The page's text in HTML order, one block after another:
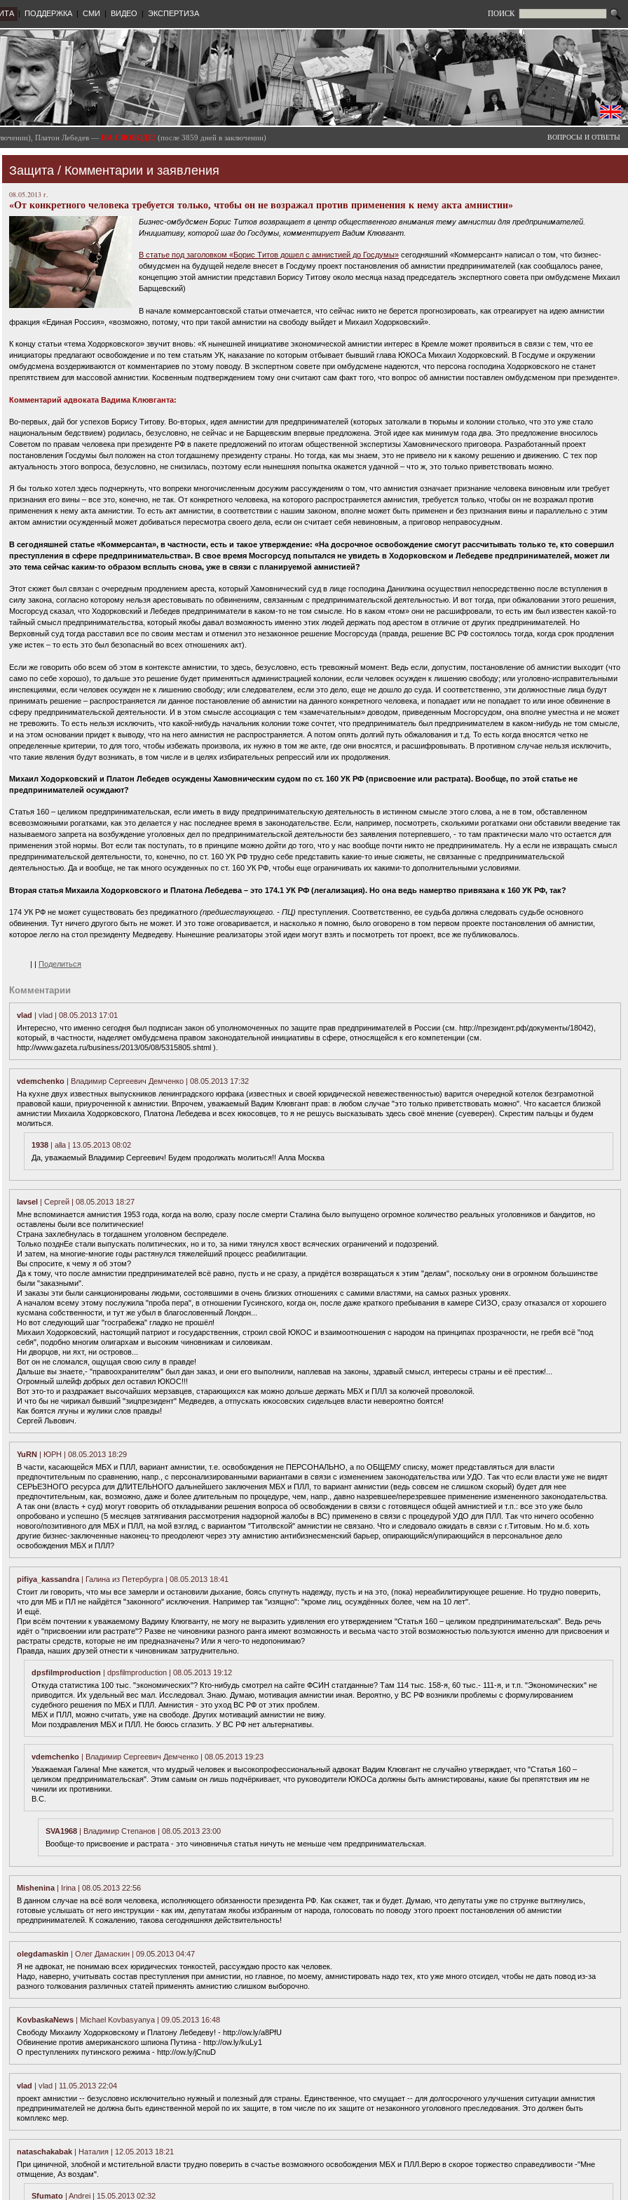
| ПОДДЕРЖКА | СМИ | ВИДЕО | ЭКСПЕРТИЗА ПОИСК
Платон Лебедев — НА СВОБОДЕ! (после 3859 дней в заключении) ВОПРОСЫ И ОТВЕТЫ
Защита / Комментарии и заявления
08.05.2013 г.
«От конкретного человека требуется только, чтобы он не возражал против применения к нему акта амнистии»
Бизнес-омбудсмен Борис Титов возвращает в центр общественного внимания тему амнистии для предпринимателей.
Инициативу, которой шаг до Госдумы, комментирует Вадим Клювгант.
В статье под заголовком «Борис Титов дошел с амнистией до Госдумы» сегодняшний «Коммерсант» написал о том, что бизнес-
обмудсмен на будущей неделе внесет в Госдуму проект постановления об амнистии предпринимателей (как сообщалось ранее,
концепцию этой амнистии представил Борису Титову около месяца назад председатель экспертного совета при омбудсмене Михаил
Барщевский)
В начале коммерсантовской статьи отмечается, что сейчас никто не берется прогнозировать, как отреагирует на идею амнистии
фракция «Единая Россия», «возможно, потому, что при такой амнистии на свободу выйдет и Михаил Ходорковский».
К концу статьи «тема Ходорковского» звучит вновь: «К нынешней инициативе экономической амнистии интерес в Кремле может проявиться в связи с тем, что ее
инициаторы предлагают освобождение и по тем статьям УК, наказание по которым отбывает бывший глава ЮКОСа Михаил Ходорковский. В Госдуме и окружении
омбудсмена воздерживаются от комментариев по этому поводу. В экспертном совете при омбудсмене надеются, что персона господина Ходорковского не станет
препятствием для массовой амнистии. Косвенным подтверждением тому они считают сам факт того, что вопрос об амнистии поставлен омбудсменом при президенте».
Комментарий адвоката Вадима Клювганта:
Во-первых, дай бог успехов Борису Титову. Во-вторых, идея амнистии для предпринимателей (которых затолкали в тюрьмы и колонии столько, что это уже стало
национальным бедствием) родилась, безусловно, не сейчас и не Барщевским впервые предложена. Этой идее как минимум года два. Это предложение вносилось
Советом по правам человека при президенте РФ в пакете предложений по итогам общественной экспертизы Хамовнического приговора. Разработанный проект
постановления Госдумы был положен на стол тогдашнему президенту страны. Но тогда, как мы знаем, это не привело ни к какому решению и движению. С тех пор
актуальность этого вопроса, безусловно, не снизилась, поэтому если нынешняя попытка окажется удачной – что ж, это только приветствовать можно.
Я бы только хотел здесь подчеркнуть, что вопреки многочисленным досужим рассуждениям о том, что амнистия означает признание человека виновным или требует
признания его вины – все это, конечно, не так. От конкретного человека, на которого распространяется амнистия, требуется только, чтобы он не возражал против
применения к нему акта амнистии. То есть акт амнистии, в соответствии с нашим законом, вполне может быть применен и без признания вины и параллельно с этим
актом амнистии осужденный может добиваться пересмотра своего дела, если он считает себя невиновным, а приговор неправосудным.
В сегодняшней статье «Коммерсанта», в частности, есть и такое утверждение: «На досрочное освобождение смогут рассчитывать только те, кто совершил
преступления в сфере предпринимательства». В свое время Мосгорсуд попытался не увидеть в Ходорковском и Лебедеве предпринимателей, может ли
это тема сейчас каким-то образом всплыть снова, уже в связи с планируемой амнистией?
Этот сюжет был связан с очередным продлением ареста, который Хамовнический суд в лице господина Данилкина осуществил непосредственно после вступления в
силу закона, согласно которому нельзя арестовывать по обвинениям, связанным с предпринимательской деятельностью. И вот тогда, при обжаловании этого решения,
Мосгорсуд сказал, что Ходорковский и Лебедев предприниматели в каком-то не том смысле. Но в каком «том» они не расшифровали, то есть им был известен какой-то
тайный смысл предпринимательства, который якобы давал возможность именно этих людей держать под арестом в отличие от других предпринимателей. Но
Верховный суд тогда расставил все по своим местам и отменил это незаконное решение Мосгорсуда (правда, решение ВС РФ состоялось тогда, когда срок продления
уже истек – то есть это был безопасный во всех отношениях акт).
Если же говорить обо всем об этом в контексте амнистии, то здесь, безусловно, есть тревожный момент. Ведь если, допустим, постановление об амнистии выходит (что
само по себе хорошо), то дальше это решение будет применяться администрацией колонии, если человек осужден к лишению свободу; или уголовно-исправительными
инспекциями, если человек осужден не к лишению свободу; или следователем, если это дело, еще не дошло до суда. И соответственно, эти должностные лица будут
принимать решение – распространяется ли данное постановление об амнистии на данного конкретного человека, и попадает или не попадает то или иное обвинение в
сферу предпринимательской деятельности. И в этом смысле ассоциация с тем «замечательным» доводом, приведенным Мосгорсудом, она вполне уместна и не может
не тревожить. То есть нельзя исключить, что какой-нибудь начальник колонии тоже сочтет, что предприниматель был предпринимателем в каком-нибудь не том смысле,
и на этом основании придет к выводу, что на него амнистия не распространяется. А потом опять долгий путь обжалования и т.д. То есть когда вносятся четко не
определенные критерии, то для того, чтобы избежать произвола, их нужно в том же акте, где они вносятся, и расшифровывать. В противном случае нельзя исключить,
что такие явления будут возникать, в том числе и в целях избирательных репрессий или их продолжения.
Михаил Ходорковский и Платон Лебедев осуждены Хамовническим судом по ст. 160 УК РФ (присвоение или растрата). Вообще, по этой статье не
предпринимателей осуждают?
Статья 160 – целиком предпринимательская, если иметь в виду предпринимательскую деятельность в истинном смысле этого слова, а не в том, обставленном
всевозможными рогатками, как это делается у нас последнее время в законодательстве. Если, например, посмотреть, сколькими рогатками они обставили введение так
называемого запрета на возбуждение уголовных дел по предпринимательской деятельности без заявления потерпевшего, - то там практически мало что остается для
применения этой нормы. Вот если так поступать, то в принципе можно дойти до того, что у нас вообще почти никто не предприниматель. Ну а если не извращать смысл
предпринимательской деятельности, то, конечно, по ст. 160 УК РФ трудно себе представить какие-то иные сюжеты, не связанные с предпринимательской
деятельностью. Да и вообще, не так много осужденных по ст. 160 УК РФ, чтобы еще ограничивать их какими-то дополнительными условиями.
Вторая статья Михаила Ходорковского и Платона Лебедева – это 174.1 УК РФ (легализация). Но она ведь намертво привязана к 160 УК РФ, так?
174 УК РФ не может существовать без предикатного (предшествующего. - ПЦ) преступления. Соответственно, ее судьба должна следовать судьбе основного
обвинения. Тут ничего другого быть не может. И это тоже оговаривается, и насколько я помню, было оговорено в том первом проекте постановления об амнистии,
которое легло на стол президенту Медведеву. Нынешние реализаторы этой идеи могут взять и посмотреть тот проект, все же публиковалось.
Поделиться
Комментарии
vlad
| vlad | 08.05.2013 17:01
Интересно, что именно сегодня был подписан закон об уполномоченных по защите прав предпринимателей в России (см. http://президент.рф/документы/18042),
который, в частности, наделяет омбудсмена правом законодательной инициативы в сфере, относящейся к его компетенции (см.
http://www.gazeta.ru/business/2013/05/08/5315805.shtml ).
vdemchenko | Владимир Сергеевич Демченко | 08.05.2013 17:32
На кухне двух известных выпускников ленинградского юрфака (известных и своей юридической невежественностью) варится очередной котелок безграмотной
правовой каши, приуроченной к амнистии. Впрочем, уважаемый Вадим Клювгант прав: в любом случае "это только приветствовать можно". Что касается близкой
амнистии Михаила Ходорковского, Платона Лебедева и всех юкосовцев, то я не решусь высказывать здесь своё мнение (суеверен). Скрестим пальцы и будем
молиться.
1938 | alla | 13.05.2013 08:02
Да, уважаемый Владимир Сергеевич! Будем продолжать молиться!! Алла Москва
lavsel
| Сергей | 08.05.2013 18:27
Мне вспоминается амнистия 1953 года, когда на волю, сразу после смерти Сталина было выпущено огромное количество реальных уголовников и бандитов, но
оставлены были все политические!
Страна захлебнулась в тогдашнем уголовном беспределе.
Только позднЕе стали выпускать политических, но и то, за ними тянулся хвост всяческих ограничений и подозрений.
И затем, на многие-многие годы растянулся тяжелейший процесс реабилитации.
Вы спросите, к чему я об этом?
Да к тому, что после амнистии предпринимателей всё равно, пусть и не сразу, а придётся возвращаться к этим "делам", поскольку они в огромном большинстве
были "заказными".
И заказы эти были санкционированы людьми, состоявшими в очень близких отношениях с самими властями, на самых разных уровнях.
А началом всему этому послужила "проба пера", в отношении Гусинского, когда он, после даже краткого пребывания в камере СИЗО, сразу отказался от хорошего
кусмана собственности, и тут же убыл в благословенный Лондон...
Но вот следующий шаг "госграбежа" гладко не прошёл!
Михаил Ходорковский, настоящий патриот и государственник, строил свой ЮКОС и взаимоотношения с народом на принципах прозрачности, не гребя всё "под
себя", подобно многим олигархам и высоким чиновникам и силовикам.
Ни дворцов, ни яхт, ни островов...
Вот он не сломался, ощущая свою силу в правде!
Дальше вы знаете,- "правоохранителям" был дан заказ, и они его выполнили, наплевав на законы, здравый смысл, интересы страны и её престиж!...
Огромный шлейф добрых дел оставил ЮКОС!!!
Вот это-то и раздражает высочайших мерзавцев, старающихся как можно дольше держать МБХ и ПЛЛ за колючей проволокой.
И что бы не чирикал бывший "зицпрезидент" Медведев, а отпускать юкосовских сидельцев власти невероятно боятся!
Как боятся лгуны и жулики слов правды!
Сергей Львович.
YuRN
| ЮРН | 08.05.2013 18:29
В части, касающейся МБХ и ПЛЛ, вариант амнистии, т.е. освобождения не ПЕРСОНАЛЬНО, а по ОБЩЕМУ списку, может представляться для власти
предпочтительным по сравнению, напр., с персонализированными вариантами в связи с изменением законодательства или УДО. Так что если власти уже не видят
СЕРЬЕЗНОГО ресурса для ДЛИТЕЛЬНОГО дальнейшего заключения МБХ и ПЛЛ, то вариант амнистии (ведь совсем не слишком скорый) будет для нее
предпочтительным, как, возможно, даже и более длительным по процедуре, чем, напр., давно назревшее/перезревшее применение измененного законодательства.
А так они (власть + суд) могут говорить об откладывании решения вопроса об освобождении в связи с готовящеся общей амнистией и т.п.: все это уже было
опробовано и успешно (5 месяцев затягивания рассмотрения надзорной жалобы в ВС) применено в связи с процедурой УДО для ПЛЛ. Так что ничего особенно
нового/позитивного для МБХ и ПЛЛ, на мой взгляд, с вариантом "Титолвской" амнистии не связано. Что и следовало ожидать в связи с г.Титовым. Но м.б. хоть
другие бизнес-заключенные наконец-то преодолеют через эту амнистию антибизнесменский барьер, опирающийся/упирающийся в персональное дело
освобождения МБХ и ПЛЛ?
pifiya_kassandra| Галина из Петербурга | 08.05.2013 18:41
Стоит ли говорить, что мы все замерли и остановили дыхание, боясь спугнуть надежду, пусть и на это, (пока) нереабилитирующее решение. Но трудно поверить,
что для МБ и ПЛ не найдётся "законного" исключения. Например так "изящно": "кроме лиц, осуждённых более, чем на 10 лет".
И ещё.
При всём почтении к уважаемому Вадиму Клюгванту, не могу не выразить удивления его утверждением "Статья 160 – целиком предпринимательская". Ведь речь
идёт о "присвоении или растрате"? Разве не чиновники разного ранга имеют возможность и весьма часто этой возможностью пользуются именно для присвоения и
растраты средств, которые не им предназначены? Или я чего-то недопонимаю?
Правда, наших друзей отнести к чиновникам затруднительно.
dpsfilmproduction | dpsfilmproduction | 08.05.2013 19:12
Откуда статистика 100 тыс. "экономических"? Кто-нибудь смотрел на сайте ФСИН статданные? Там 114 тыс. 158-я, 60 тыс.- 111-я, и т.п. "Экономических" не
приводится. Их удельный вес мал. Исследовал. Знаю. Думаю, мотивация амнистии иная. Вероятно, у ВС РФ возникли проблемы с формулированием
судебного решения по МБХ и ПЛЛ. Амнистия - это уход ВС РФ от этих проблем.
МБХ и ПЛЛ, можно считать, уже на свободе. Других мотиваций амнистии не вижу.
Мои поздравления МБХ и ПЛЛ. Не боюсь сглазить. У ВС РФ нет альтернативы.
vdemchenko | Владимир Сергеевич Демченко | 08.05.2013 19:23
Уважаемая Галина! Мне кажется, что мудрый человек и высокопрофессиональный адвокат Вадим Клювгант не случайно утверждает, что "Статья 160 –
целиком предпринимательская". Этим самым он лишь подчёркивает, что руководители ЮКОСа должны быть амнистированы, какие бы препятствия им не
чинили их противники.
В.С.
SVA1968 | Владимир Степанов | 08.05.2013 23:00
Вообще-то присвоение и растрата - это чиновничья статья ничуть не меньше чем предпринимательская.
Mishenina| Irina | 08.05.2013 22:56
В данном случае на всё воля человека, исполняющего обязанности президента РФ. Как скажет, так и будет. Думаю, что депутаты уже по струнке вытянулись,
готовые услышать от него инструкции - как им, депутатам якобы избранным от народа, голосовать по поводу этого проект постановления об амнистии
предпринимателей. К сожалению, такова сегодняшняя действительность!
olegdamaskin | Олег Дамаскин | 09.05.2013 04:47
Я не адвокат, не понимаю всех юридических тонкостей, рассуждаю просто как человек.
Надо, наверно, учитывать состав преступления при амнистии, но главное, по моему, амнистировать надо тех, кто уже много отсидел, чтобы не дать повод из-за
разного толкования различных статей применять амнистию слишком выборочно.
KovbaskaNews | Michael Kovbasyanya | 09.05.2013 16:48
Свободу Михаилу Ходорковскому и Платону Лебедеву! - http://ow.ly/a8PfU
Обвинение против американского шпиона Путина - http://ow.ly/kuLy1
О преступлениях путинского режима - http://ow.ly/jCnuD
vlad
| vlad | 11.05.2013 22:04
проект амнистии -- безусловно исключительно нужный и полезный для страны. Единственное, что смущает -- для долгосрочного улучшения ситуации амнистия
предпринимателей не должна быть единственной мерой по их защите, в том числе по их защите от незаконного уголовного преследования. Это должен быть
комплекс мер.
nataschakabak | Наталия | 12.05.2013 18:21
При циничной, злобной и мстительной власти трудно поверить в счастье возможного освобождения МБХ и ПЛЛ.Верю в скорое торжество справедливости -"Мне
отмщение, Аз воздам".
Sfumato | Andrei | 15.05.2013 02:32